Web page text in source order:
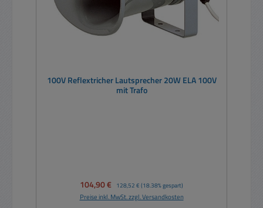
100V Reflextricher Lautsprecher 20W ELA 100V
mit Trafo
Verkaufspreis:
104,90 € Regulärer Preis:
128,52 € (18.38% gespart)
Preise inkl. MwSt. zzgl. Versandkosten